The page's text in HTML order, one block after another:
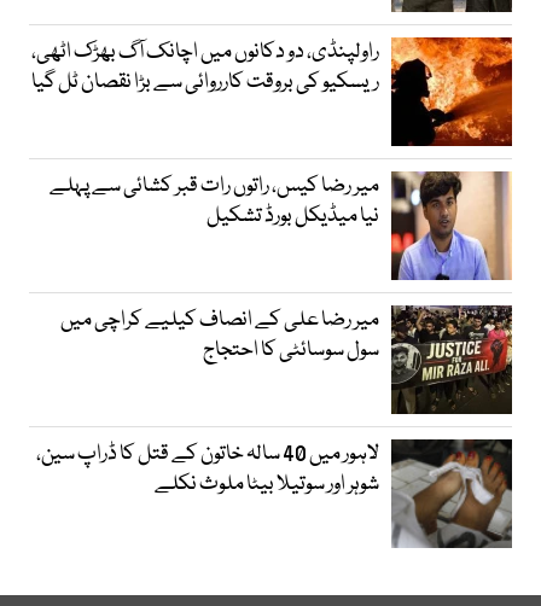
راولپنڈی، دو دکانوں میں اچانک آگ بھڑک اٹھی،
ریسکیو کی بروقت کارروائی سے بڑا نقصان ٹل گیا
میر رضا کیس، راتوں رات قبر کشائی سے پہلے
نیا میڈیکل بورڈ تشکیل
میر رضا علی کے انصاف کیلیے کراچی میں
سول سوسائٹی کا احتجاج
لاہور میں 40 سالہ خاتون کے قتل کا ڈراپ سین،
شوہر اور سوتیلا بیٹا ملوث نکلے